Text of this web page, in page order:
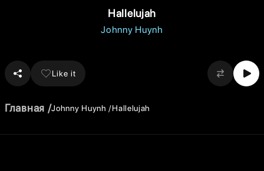
Hallelujah
Johnny Huynh
Like it
Главная Johnny Huynh Hallelujah